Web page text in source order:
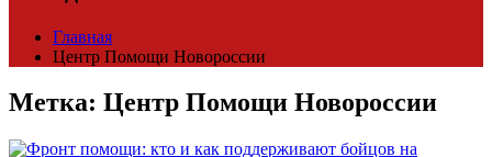
Главная
Центр Помощи Новороссии
Метка: Центр Помощи Новороссии